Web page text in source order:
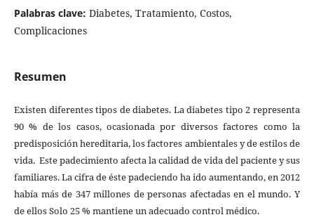
Palabras clave: Diabetes, Tratamiento, Costos,
Complicaciones
Resumen
Existen diferentes tipos de diabetes. La diabetes tipo 2 representa
90 % de los casos, ocasionada por diversos factores como la
predisposición hereditaria, los factores ambientales y de estilos de
vida. Este padecimiento afecta la calidad de vida del paciente y sus
familiares. La cifra de éste padeciendo ha ido aumentando, en 2012
había más de 347 millones de personas afectadas en el mundo. Y
de ellos Solo 25 % mantiene un adecuado control médico.